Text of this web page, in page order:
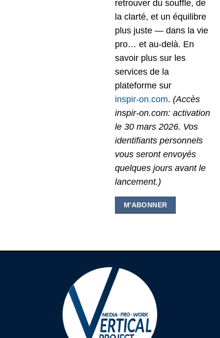
retrouver du souffle, de
la clarté, et un équilibre
plus juste — dans la vie
pro… et au-delà. En
savoir plus sur les
services de la
plateforme sur
inspir-on.com. (Accès
inspir-on.com: activation
le 30 mars 2026. Vos
identifiants personnels
vous seront envoyés
quelques jours avant le
lancement.)
M'ABONNER